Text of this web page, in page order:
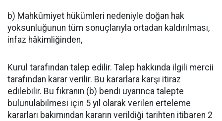
b) Mahkûmiyet hükümleri nedeniyle doğan hak
yoksunluğunun tüm sonuçlarıyla ortadan kaldırılması,
infaz hâkimliğinden,
Kurul tarafından talep edilir. Talep hakkında ilgili mercii
tarafından karar verilir. Bu kararlara karşı itiraz
edilebilir. Bu fıkranın (b) bendi uyarınca talepte
bulunulabilmesi için 5 yıl olarak verilen erteleme
kararları bakımından kararın verildiği tarihten itibaren 2